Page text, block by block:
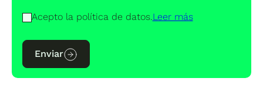
Acepto la política de datos.Leer más
Enviar